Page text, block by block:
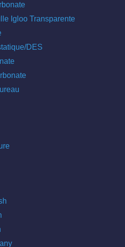
Igloo Transparente
DES